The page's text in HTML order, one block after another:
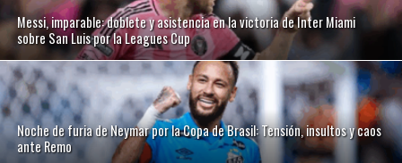
Messi, imparable: doblete y asistencia en la victoria de Inter Miami
sobre San Luis por la Leagues Cup
Noche de furia de Neymar por la Copa de Brasil: Tensión, insultos y caos
ante Remo